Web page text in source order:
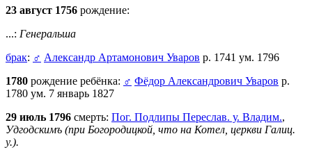
23 август 1756 рождение:
...: Генеральша
брак: ♂ Александр Артамонович Уваров р. 1741 ум. 1796
1780 рождение ребёнка: ♂ Фёдор Александрович Уваров р.
1780 ум. 7 январь 1827
29 июль 1796 смерть: Пог. Подлипы Переслав. у. Владим.,
Удгодскимъ (при Богородицкой, что на Котел, церкви Галиц.
у.).